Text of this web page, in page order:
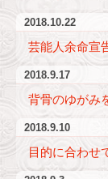
2018.10.22
芸能人余命宣
2018.9.17
背骨のゆがみ
2018.9.10
目的に合わせ